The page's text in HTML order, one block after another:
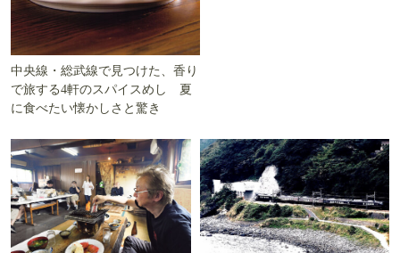
中央線・総武線で見つけた、香り
で旅する4軒のスパイスめし 夏
に食べたい懐かしさと驚き